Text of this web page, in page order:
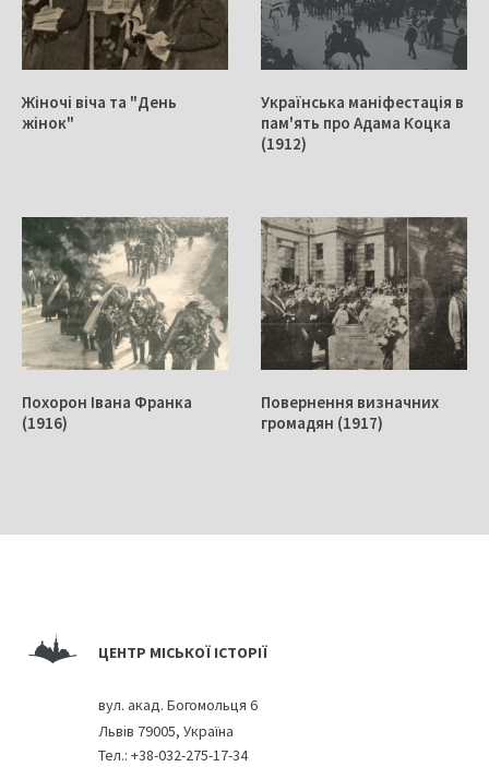
Жіночі віча та "День
жінок"
Українська маніфестація в
пам'ять про Адама Коцка
(1912)
Похорон Івана Франка
(1916)
Повернення визначних
громадян (1917)
ЦЕНТР МІСЬКОЇ ІСТОРІЇ
вул. акад. Богомольця 6
Львів 79005, Україна
Тел.: +38-032-275-17-34